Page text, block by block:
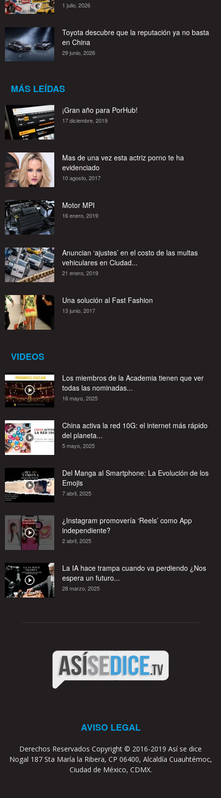
1 julio, 2026
Toyota descubre que la reputación ya no basta
en China
29 junio, 2026
MÁS LEÍDAS
¡Gran año para PorHub!
17 diciembre, 2019
Mas de una vez esta actriz porno te ha
evidenciado
10 agosto, 2017
Motor MPI
16 enero, 2019
Anuncian ‘ajustes’ en el costo de las multas
vehiculares en Ciudad...
21 enero, 2019
Una solución al Fast Fashion
13 junio, 2017
VIDEOS
Los miembros de la Academia tienen que ver
todas las nominadas...
16 mayo, 2025
China activa la red 10G: el internet más rápido
del planeta...
5 mayo, 2025
Del Manga al Smartphone: La Evolución de los
Emojis
7 abril, 2025
¿Instagram promovería ‘Reels’ como App
independiente?
2 abril, 2025
La IA hace trampa cuando va perdiendo ¿Nos
espera un futuro...
28 marzo, 2025
AVISO LEGAL
Derechos Reservados Copyright © 2016-2019 Así se dice
Nogal 187 Sta María la Ribera, CP 06400, Alcaldía Cuauhtémoc,
Ciudad de México, CDMX.